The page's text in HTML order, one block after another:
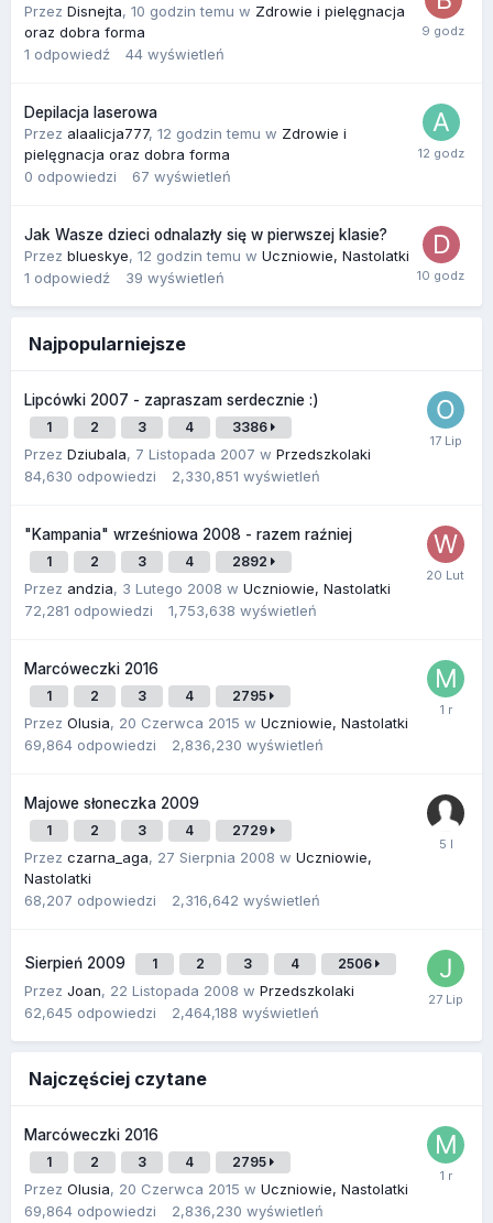
Przez Disnejta, 10 godzin temu w Zdrowie i pielęgnacja
oraz dobra forma
1 odpowiedź 44 wyświetleń
Depilacja laserowa
Przez alaalicja777, 12 godzin temu w Zdrowie i
pielęgnacja oraz dobra forma
0 odpowiedzi 67 wyświetleń
Jak Wasze dzieci odnalazły się w pierwszej klasie?
Przez blueskye, 12 godzin temu w Uczniowie, Nastolatki
1 odpowiedź 39 wyświetleń
Najpopularniejsze
Lipcówki 2007 - zapraszam serdecznie :)
1 2 3 4 3386
Przez Dziubala, 7 Listopada 2007 w Przedszkolaki
84,630 odpowiedzi 2,330,851 wyświetleń
"Kampania" wrześniowa 2008 - razem raźniej
1 2 3 4 2892
Przez andzia, 3 Lutego 2008 w Uczniowie, Nastolatki
72,281 odpowiedzi 1,753,638 wyświetleń
Marcóweczki 2016
1 2 3 4 2795
Przez Olusia, 20 Czerwca 2015 w Uczniowie, Nastolatki
69,864 odpowiedzi 2,836,230 wyświetleń
Majowe słoneczka 2009
1 2 3 4 2729
Przez czarna_aga, 27 Sierpnia 2008 w Uczniowie,
Nastolatki
68,207 odpowiedzi 2,316,642 wyświetleń
Sierpień 2009 1 2 3 4 2506
Przez Joan, 22 Listopada 2008 w Przedszkolaki
62,645 odpowiedzi 2,464,188 wyświetleń
Najczęściej czytane
Marcóweczki 2016
1 2 3 4 2795
Przez Olusia, 20 Czerwca 2015 w Uczniowie, Nastolatki
69,864 odpowiedzi 2,836,230 wyświetleń